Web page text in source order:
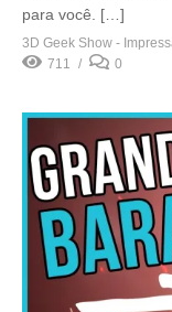
para você. […]
3D Geek Show -
711
0